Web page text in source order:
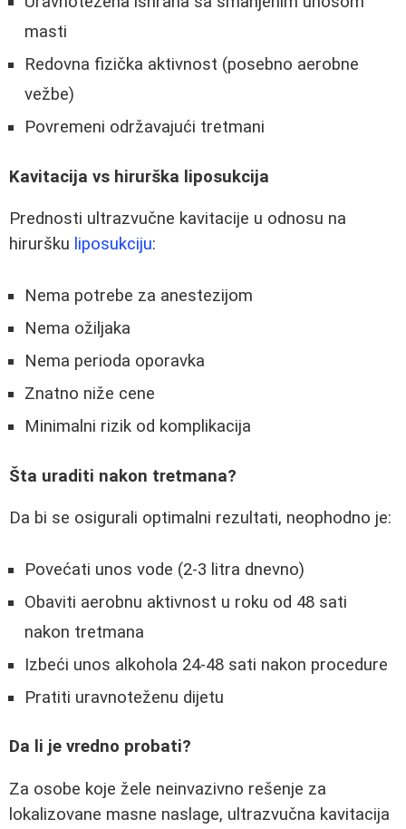
masti
Redovna fizička aktivnost (posebno aerobne
vežbe)
Povremeni održavajući tretmani
Kavitacija vs hirurška liposukcija
Prednosti ultrazvučne kavitacije u odnosu na
hiruršku liposukciju:
Nema potrebe za anestezijom
Nema ožiljaka
Nema perioda oporavka
Znatno niže cene
Minimalni rizik od komplikacija
Šta uraditi nakon tretmana?
Da bi se osigurali optimalni rezultati, neophodno je:
Povećati unos vode (2-3 litra dnevno)
Obaviti aerobnu aktivnost u roku od 48 sati
nakon tretmana
Izbeći unos alkohola 24-48 sati nakon procedure
Pratiti uravnoteženu dijetu
Da li je vredno probati?
Za osobe koje žele neinvazivno rešenje za
lokalizovane masne naslage, ultrazvučna kavitacija